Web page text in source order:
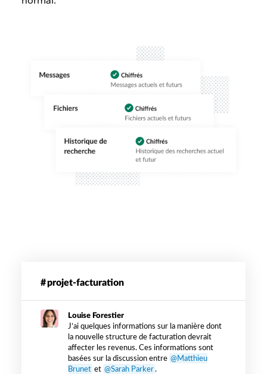
lorsque
Slack
EKM
projet-facturation
Louise Forestier
J’ai quelques informations sur la manière dont
la nouvelle structure de facturation devrait
affecter les revenus. Ces informations sont
basées sur la discussion entre @Matthieu
Brunet et @Sarah Parker.